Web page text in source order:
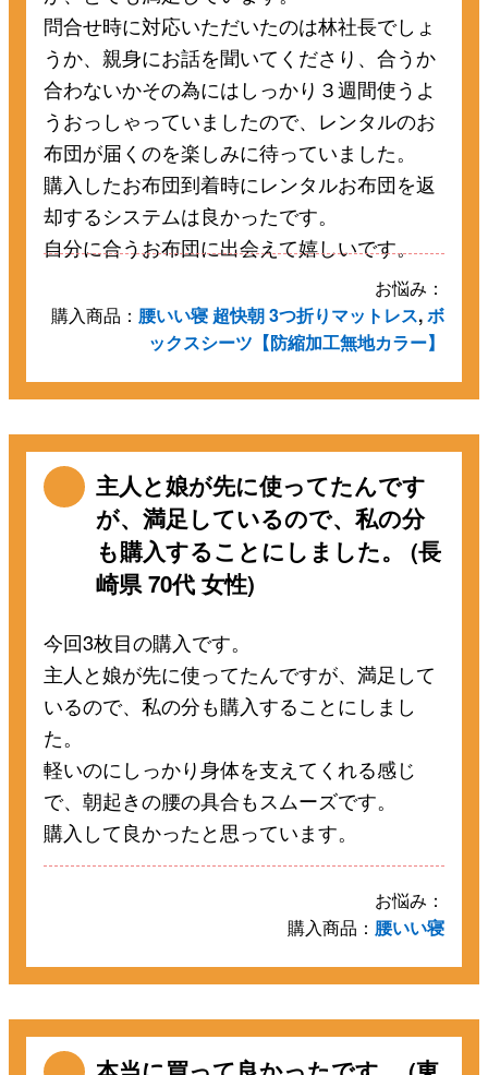
問合せ時に対応いただいたのは林社長でしょ
うか、親身にお話を聞いてくださり、合うか
合わないかその為にはしっかり３週間使うよ
うおっしゃっていましたので、レンタルのお
布団が届くのを楽しみに待っていました。
購入したお布団到着時にレンタルお布団を返
却するシステムは良かったです。
自分に合うお布団に出会えて嬉しいです。
お悩み：
購入商品： 腰いい寝 超快朝 3つ折りマットレス,ボ
ックスシーツ【防縮加工無地カラー】
主人と娘が先に使ってたんです
が、満足しているので、私の分
も購入することにしました。 (長
崎県 70代 女性)
今回3枚目の購入です。
主人と娘が先に使ってたんですが、満足して
いるので、私の分も購入することにしまし
た。
軽いのにしっかり身体を支えてくれる感じ
で、朝起きの腰の具合もスムーズです。
購入して良かったと思っています。
お悩み：
購入商品： 腰いい寝